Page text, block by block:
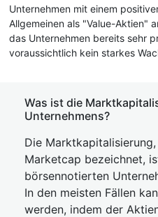
Unternehmen mit einem
Allgemeinen als "Value-Aktien"
das Unternehmen bereits sehr
voraussichtlich kein starkes
Was ist die
Unternehmens?
Die
Marketcap bezeichnet,
börsennotierten
In den meisten Fällen
werden, indem der